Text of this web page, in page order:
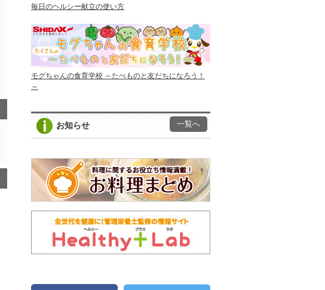
毎日のヘルシー献立の使い方
モグちゃんの食育学校 ～たべものと友だちになろう！
～
お知らせ 一覧へ